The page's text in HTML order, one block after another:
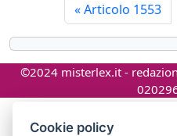
«Articolo 1553
©2024 misterlex.it -
Cookie policy